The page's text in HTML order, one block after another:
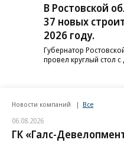
В Ростовской
37 новых
2026 году.
Губернатор
провел круглый стол
Новости компаний Все
06.08.2026
ГК «Галс-